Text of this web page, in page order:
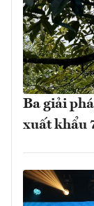
Ba giải
xuất khẩu